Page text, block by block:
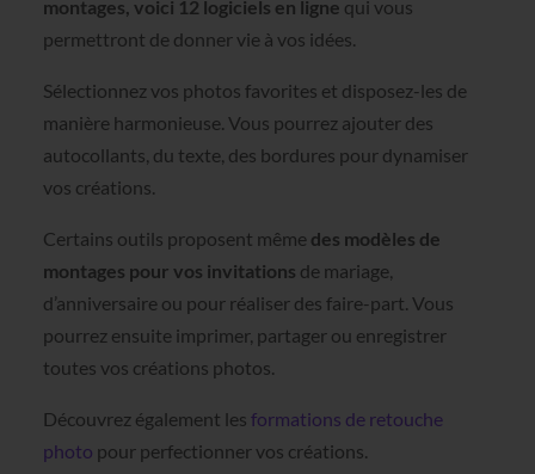
montages, voici 12 logiciels en ligne qui vous
permettront de donner vie à vos idées.
Sélectionnez vos photos favorites et disposez-les de
manière harmonieuse. Vous pourrez ajouter des
autocollants, du texte, des bordures pour dynamiser
vos créations.
Certains outils proposent même des modèles de
montages pour vos invitations de mariage,
d’anniversaire ou pour réaliser des faire-part. Vous
pourrez ensuite imprimer, partager ou enregistrer
toutes vos créations photos.
Découvrez également les formations de retouche
photo pour perfectionner vos créations.